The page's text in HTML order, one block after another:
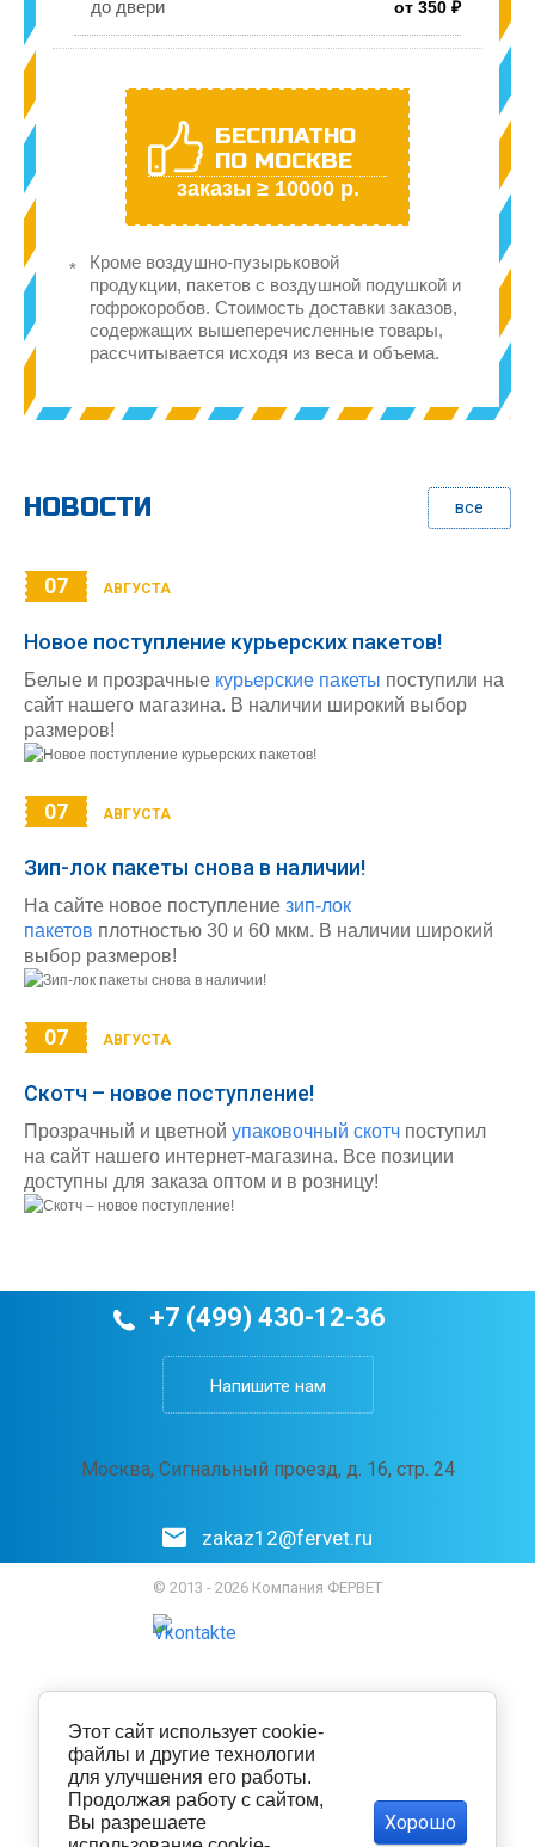
до двери от 350 ₽
БЕСПЛАТНО
ПО МОСКВЕ
заказы ≥ 10000 р.
Кроме воздушно-пузырьковой
продукции, пакетов с воздушной подушкой и
гофрокоробов. Стоимость доставки заказов,
содержащих вышеперечисленные товары,
рассчитывается исходя из веса и объема.
НОВОСТИ все
07 АВГУСТА
Новое поступление курьерских пакетов!
Белые и прозрачные курьерские пакеты поступили на
сайт нашего магазина. В наличии широкий выбор
размеров!
07 АВГУСТА
Зип-лок пакеты снова в наличии!
На сайте новое поступление зип-лок
пакетов плотностью 30 и 60 мкм. В наличии широкий
выбор размеров!
07 АВГУСТА
Скотч – новое поступление!
Прозрачный и цветной упаковочный скотч поступил
на сайт нашего интернет-магазина. Все позиции
доступны для заказа оптом и в розницу!
+7 (499) 430-12-36
Напишите нам
Москва, Сигнальный проезд, д. 16, стр. 24
zakaz12@fervet.ru
© 2013 - 2026 Компания ФЕРВЕТ
Этот сайт использует cookie-
файлы и другие технологии
для улучшения его работы.
Продолжая работу с сайтом,
Вы разрешаете
Хорошо